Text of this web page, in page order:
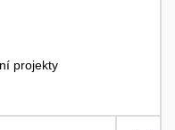
projekty